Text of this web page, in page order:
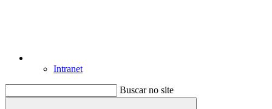
Intranet
Buscar no site